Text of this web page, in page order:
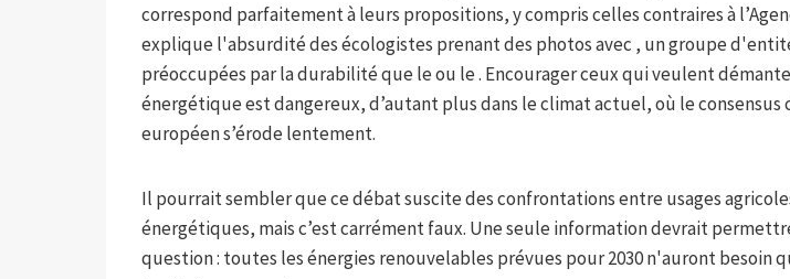
correspond parfaitement à leurs propositions, y compris celles contraires à
explique l'absurdité des écologistes prenant des photos avec , un groupe
préoccupées par la durabilité que le ou le . Encourager ceux qui veulent
énergétique est dangereux, d’autant plus dans le climat actuel, où le
européen s’érode lentement.
Il pourrait sembler que ce débat suscite des confrontations entre usages
énergétiques, mais c’est carrément faux. Une seule information devrait
question : toutes les énergies renouvelables prévues pour 2030 n'auront besoin